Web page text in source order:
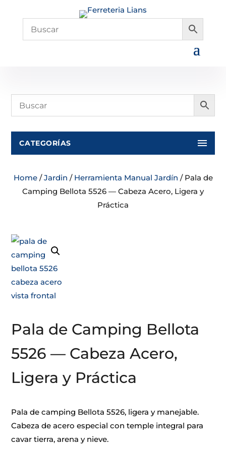
CATEGORÍAS
Home/Jardin / Herramienta Manual Jardín / Pala de
Camping Bellota 5526 — Cabeza Acero, Ligera y
Práctica
Pala de Camping Bellota
5526 — Cabeza Acero,
Ligera y Práctica
Pala de camping Bellota 5526, ligera y manejable.
Cabeza de acero especial con temple integral para
cavar tierra, arena y nieve.